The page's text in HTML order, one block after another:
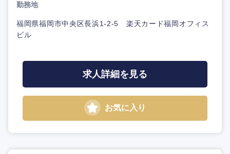
勤務地
福岡県福岡市中央区長浜1-2-5 楽天カード福岡オフィス
ビル
求人詳細を見る
お気に入り